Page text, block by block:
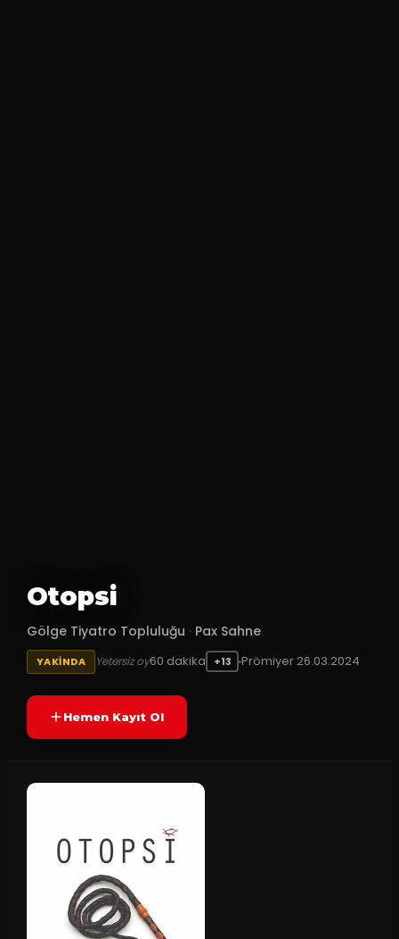
Otopsi
Gölge Tiyatro Topluluğu · Pax Sahne
YAKINDA Yetersiz oy60 dakika +13 Prömiyer 26.03.2024
Hemen Kayıt Ol